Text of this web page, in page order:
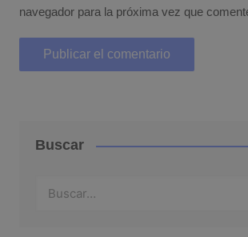
navegador para la próxima vez que
Buscar